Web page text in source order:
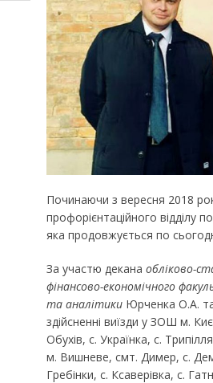
Починаючи з вересня 2018
профорієнтаційного відділу
яка продовжується по
За участю декана обліково-
фінансово-економічного
та аналітики Юрченка О.А.
здійсненні виїзди у ЗОШ м.
Обухів, с. Українка, с.
м. Вишневе, смт. Димер, с.
Гребінки, с. Ксаверівка, с.